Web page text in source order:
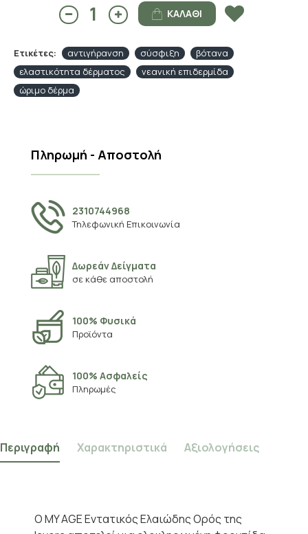
ΚΑΛΆΘΙ
Ετικέτες: αντιγήρανση σύσφιξη
βότανα
ελαστικότητα δέρματος
νεανική επιδερμίδα
ώριμο δέρμα
Πληρωμή - Αποστολή
2310744968
Τηλεφωνική Επικοινωνία
Δωρεάν Δείγματα
σε κάθε αποστολή
100% Φυσικά
Προϊόντα
100% Ασφαλείς
Πληρωμές
Περιγραφή Χαρακτηριστικά Αξιολογήσεις
Ο MY AGE Εντατικός Ελαιώδης Ορός της